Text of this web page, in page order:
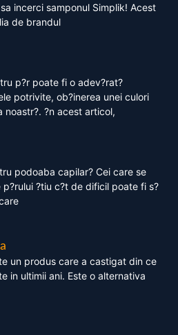
incerci samponul Simplik! Acest
de brandul
p?r poate fi o adev?rat?
potrivite, ob?inerea unei culori
noastr?. ?n acest articol,
podoaba capilar? Cei care se
?tiu c?t de dificil poate fi s?
un produs care a castigat din ce
in ultimii ani. Este o alternativa